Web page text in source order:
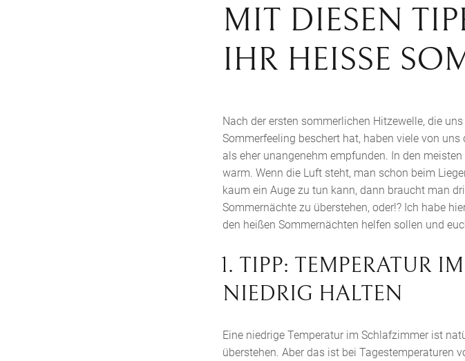
MIT DIESEN
IHR HEISSE
Nach der ersten sommerlichen Hitzewelle, die
Sommerfeeling beschert hat, haben viele von
als eher unangenehm empfunden. In den
warm. Wenn die Luft steht, man schon beim
kaum ein Auge zu tun kann, dann braucht man
Sommernächte zu überstehen, oder!? Ich habe
den heißen Sommernächten helfen sollen und
1. TIPP: TEMPERATUR
NIEDRIG HALTEN
Eine niedrige Temperatur im Schlafzimmer ist
überstehen. Aber das ist bei Tagestemperaturen